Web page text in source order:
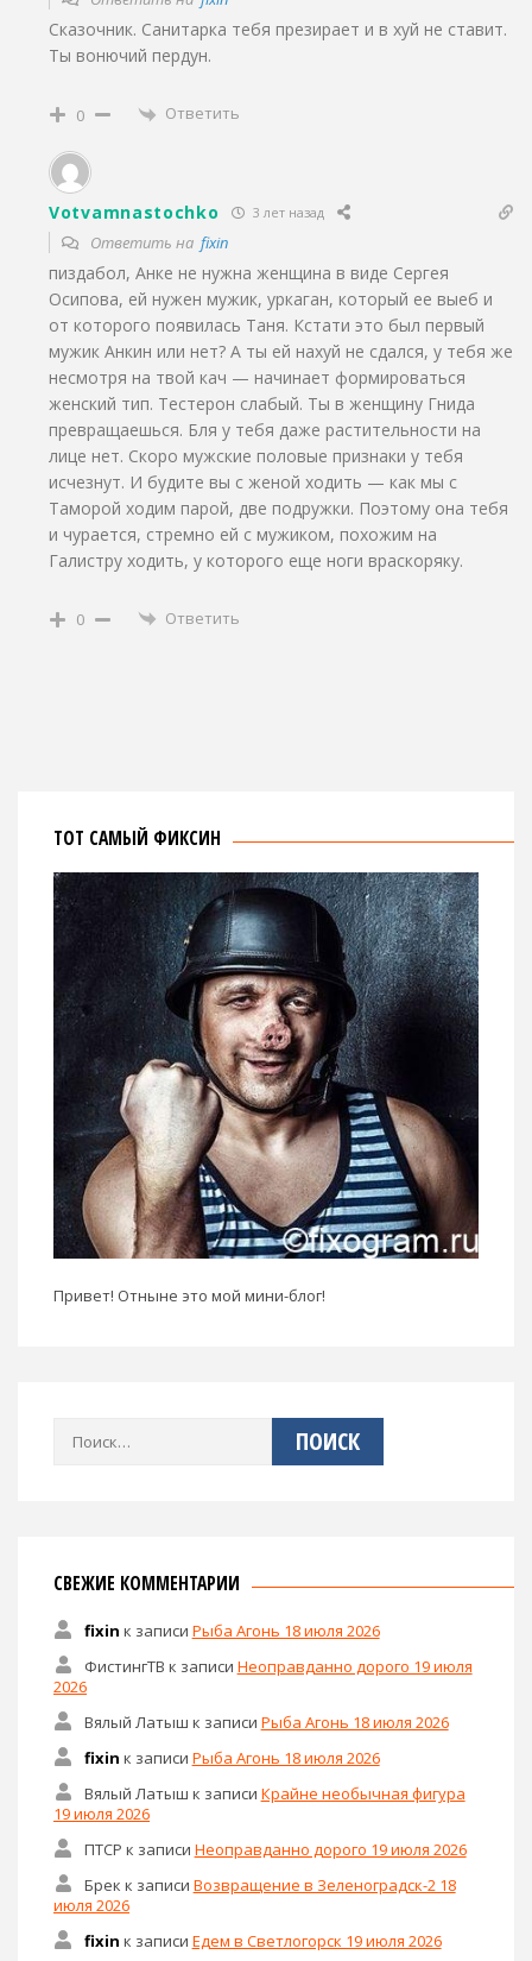
Сказочник. Санитарка тебя презирает и в хуй не ставит.
Ты вонючий пердун.
0 Ответить
Votvamnastochko 3 лет назад
Ответить на fixin
пиздабол, Анке не нужна женщина в виде Сергея
Осипова, ей нужен мужик, уркаган, который ее выеб и
от которого появилась Таня. Кстати это был первый
мужик Анкин или нет? А ты ей нахуй не сдался, у тебя же
несмотря на твой кач — начинает формироваться
женский тип. Тестерон слабый. Ты в женщину Гнида
превращаешься. Бля у тебя даже растительности на
лице нет. Скоро мужские половые признаки у тебя
исчезнут. И будите вы с женой ходить — как мы с
Таморой ходим парой, две подружки. Поэтому она тебя
и чурается, стремно ей с мужиком, похожим на
Галистру ходить, у которого еще ноги враскоряку.
0 Ответить
ТОТ САМЫЙ ФИКСИН
Привет! Отныне это мой мини-блог!
Найти:
СВЕЖИЕ КОММЕНТАРИИ
fixin к записи Рыба Агонь 18 июля 2026
ФистингТВ к записи Неоправданно дорого 19 июля
2026
Вялый Латыш к записи Рыба Агонь 18 июля 2026
fixin к записи Рыба Агонь 18 июля 2026
Вялый Латыш к записи Крайне необычная фигура
19 июля 2026
ПТСР к записи Неоправданно дорого 19 июля 2026
Брек к записи Возвращение в Зеленоградск-2 18
июля 2026
fixin к записи Едем в Светлогорск 19 июля 2026